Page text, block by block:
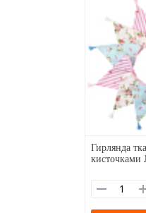
Гирлянда